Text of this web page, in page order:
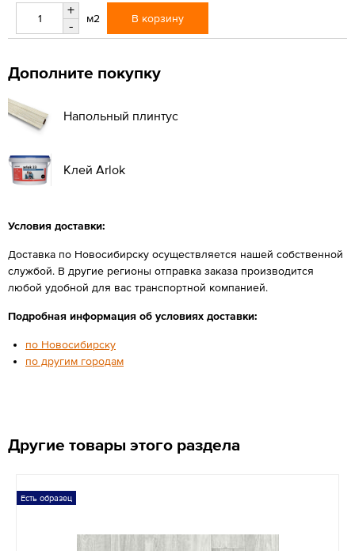
+
-
м2 В корзину
Дополните покупку
Напольный плинтус
Клей Arlok
Условия доставки:
Доставка по Новосибирску осуществляется нашей собственной
службой. В другие регионы отправка заказа производится
любой удобной для вас транспортной компанией.
Подробная информация об условиях доставки:
по Новосибирску
по другим городам
Другие товары этого раздела
Есть образец